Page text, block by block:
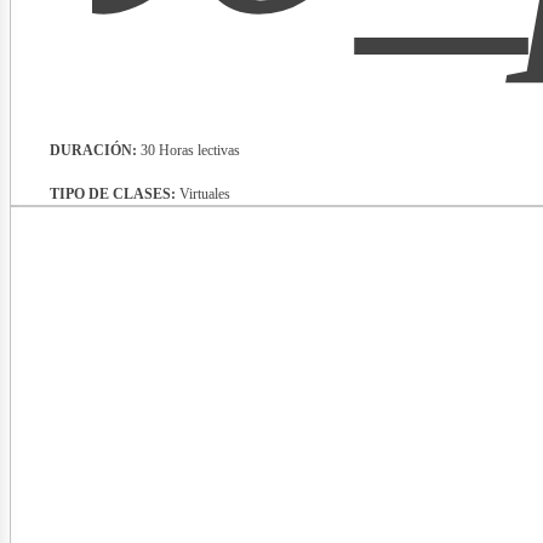
TIPO DE CLASES: Virtuales
DURACIÓN: 30 Horas lectivas